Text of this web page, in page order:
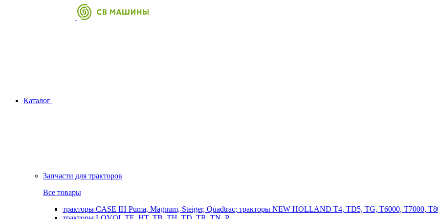
Каталог
Запчасти для тракторов
Все товары
тракторы CASE IH Puma, Magnum, Steiger, Quadtrac; тракторы NEW HOLLAND T4, TD5, TG, T6000, T7000,